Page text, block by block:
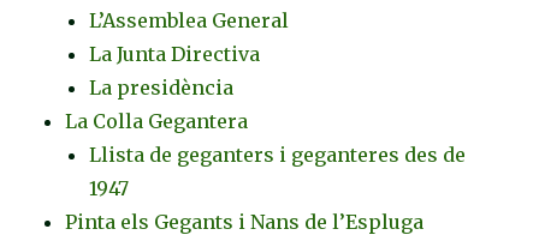
L’Assemblea General
La Junta Directiva
La presidència
La Colla Gegantera
Llista de geganters i geganteres des de
1947
Pinta els Gegants i Nans de l’Espluga